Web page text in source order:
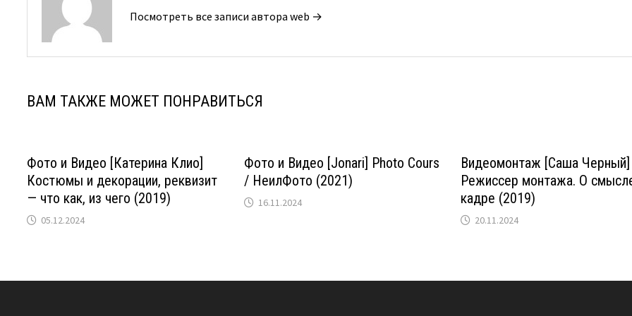
Посмотреть все записи автора web →
ВАМ ТАКЖЕ МОЖЕТ ПОНРАВИТЬСЯ
Фото и Видео [Катерина Клио]
Костюмы и декорации, реквизит
— что как, из чего (2019)
05.12.2024
Фото и Видео [Jonari] Photo Cours
/ НеилФото (2021)
16.11.2024
Видеомонтаж [Саша Черный]
Режиссер монтажа. О
кадре (2019)
20.11.2024